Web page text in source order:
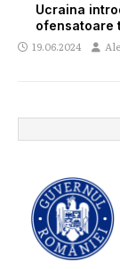
Ucraina
ofensatoare
19.06.2024